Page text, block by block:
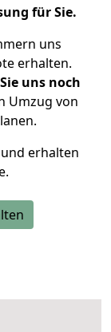
für Sie.
uns
erhalten.
uns noch
Umzug von
erhalten